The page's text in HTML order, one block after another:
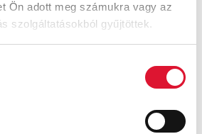
Ön adott meg számukra vagy az
szolgáltatásokból gyűjtöttek.